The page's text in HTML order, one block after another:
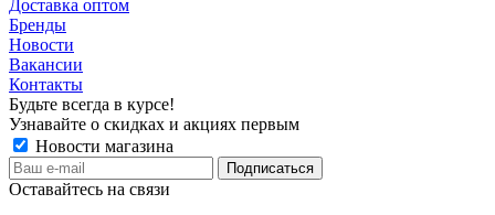
Доставка оптом
Бренды
Новости
Вакансии
Контакты
Будьте всегда в курсе!
Узнавайте о скидках и акциях первым
Новости магазина
Оставайтесь на связи